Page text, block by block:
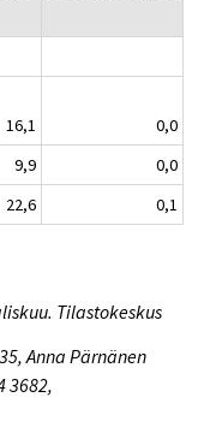
16,1
0,0
9,9
0,0
22,6 0,1
Tilastokeskus
Anna Pärnänen
3682,